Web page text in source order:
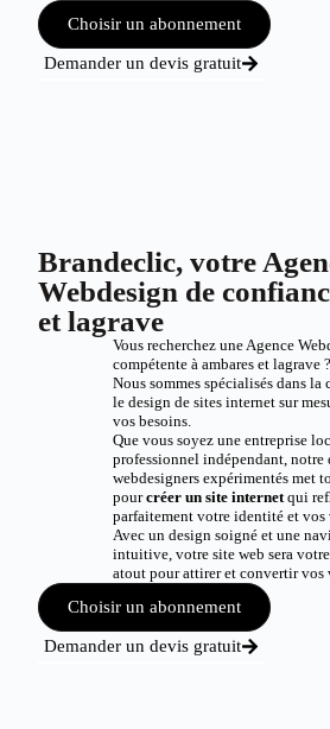
Choisir un abonnement
Demander un devis gratuit
Brandeclic, votre
Webdesign de
et lagrave
Vous recherchez une Agence
compétente à ambares et lagrave ?
Nous sommes spécialisés dans la
le design de sites internet sur
vos besoins.
Que vous soyez une entreprise
professionnel indépendant, notre
webdesigners expérimentés met
pourcréer un site internetqui
parfaitement votre identité et vos
Avec un design soigné et une
intuitive, votre site web sera
atout pour attirer et convertir vos
Choisir un abonnement
Demander un devis gratuit